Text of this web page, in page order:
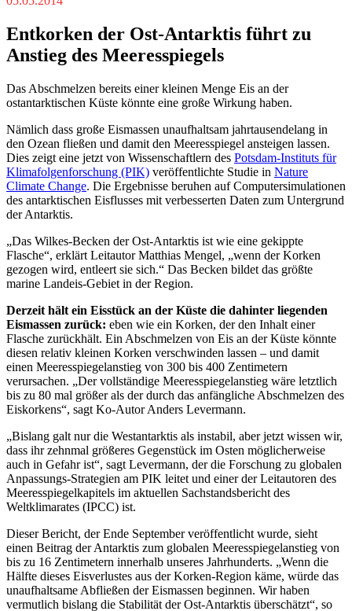
Entkorken der Ost-Antarktis führt zu
Anstieg des Meeresspiegels
Das Abschmelzen bereits einer kleinen Menge Eis an der
ostantarktischen Küste könnte eine große Wirkung haben.
Nämlich dass große Eismassen unaufhaltsam jahrtausendelang in
den Ozean fließen und damit den Meeresspiegel ansteigen lassen.
Dies zeigt eine jetzt von Wissenschaftlern des Potsdam-Instituts für
Klimafolgenforschung (PIK) veröffentlichte Studie in Nature
Climate Change. Die Ergebnisse beruhen auf Computersimulationen
des antarktischen Eisflusses mit verbesserten Daten zum Untergrund
der Antarktis.
„Das Wilkes-Becken der Ost-Antarktis ist wie eine gekippte
Flasche“, erklärt Leitautor Matthias Mengel, „wenn der Korken
gezogen wird, entleert sie sich.“ Das Becken bildet das größte
marine Landeis-Gebiet in der Region.
Derzeit hält ein Eisstück an der Küste die dahinter liegenden
Eismassen zurück: eben wie ein Korken, der den Inhalt einer
Flasche zurückhält. Ein Abschmelzen von Eis an der Küste könnte
diesen relativ kleinen Korken verschwinden lassen – und damit
einen Meeresspiegelanstieg von 300 bis 400 Zentimetern
verursachen. „Der vollständige Meeresspiegelanstieg wäre letztlich
bis zu 80 mal größer als der durch das anfängliche Abschmelzen des
Eiskorkens“, sagt Ko-Autor Anders Levermann.
„Bislang galt nur die Westantarktis als instabil, aber jetzt wissen wir,
dass ihr zehnmal größeres Gegenstück im Osten möglicherweise
auch in Gefahr ist“, sagt Levermann, der die Forschung zu globalen
Anpassungs-Strategien am PIK leitet und einer der Leitautoren des
Meeresspiegelkapitels im aktuellen Sachstandsbericht des
Weltklimarates (IPCC) ist.
Dieser Bericht, der Ende September veröffentlicht wurde, sieht
einen Beitrag der Antarktis zum globalen Meeresspiegelanstieg von
bis zu 16 Zentimetern innerhalb unseres Jahrhunderts. „Wenn die
Hälfte dieses Eisverlustes aus der Korken-Region käme, würde das
unaufhaltsame Abfließen der Eismassen beginnen. Wir haben
vermutlich bislang die Stabilität der Ost-Antarktis überschätzt“, so